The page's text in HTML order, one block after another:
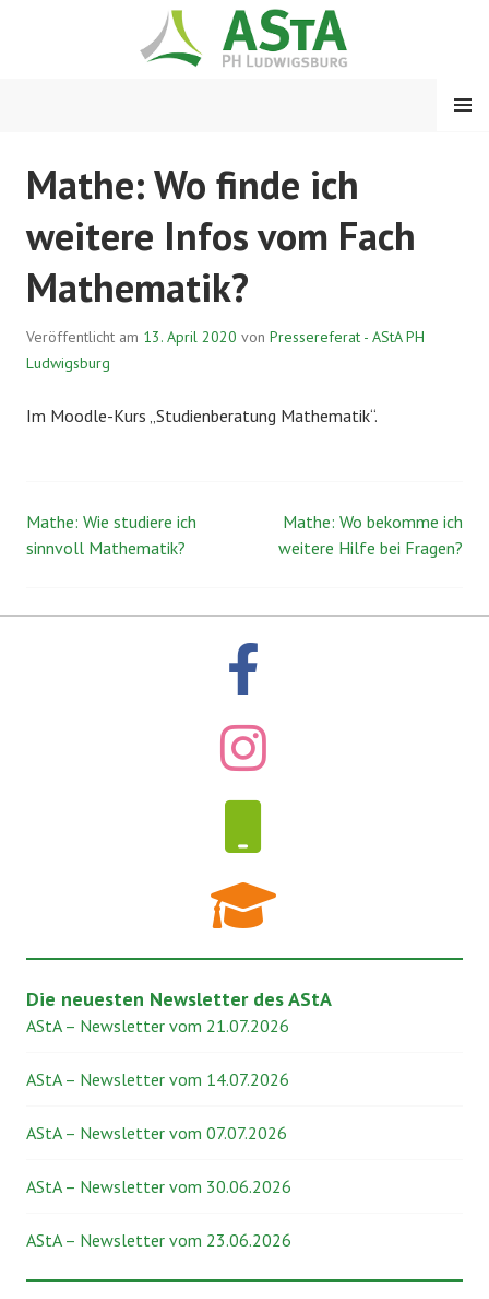
ASTA PH LUDWIGSBURG
MENÜ
Mathe: Wo finde ich
weitere Infos vom Fach
Mathematik?
Veröffentlicht am 13. April 2020 von Pressereferat - AStA PH
Ludwigsburg
Im Moodle-Kurs „Studienberatung Mathematik“.
Beitrags-
Mathe: Wie studiere ich
sinnvoll Mathematik?
Mathe: Wo bekomme ich
weitere Hilfe bei Fragen?
Die neuesten Newsletter des AStA
AStA – Newsletter vom 21.07.2026
AStA – Newsletter vom 14.07.2026
AStA – Newsletter vom 07.07.2026
AStA – Newsletter vom 30.06.2026
AStA – Newsletter vom 23.06.2026